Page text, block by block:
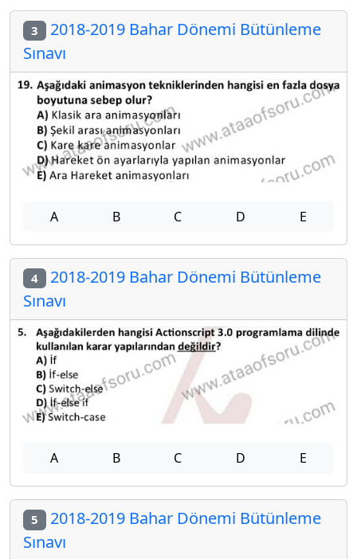
3 2018-2019 Bahar Dönemi Bütünleme
Sınavı
A B C D E
4 2018-2019 Bahar Dönemi Bütünleme
Sınavı
A B C D E
5 2018-2019 Bahar Dönemi Bütünleme
Sınavı